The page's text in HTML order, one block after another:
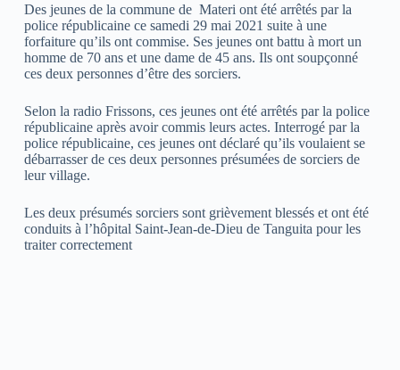
Des jeunes de la commune de Materi ont été arrêtés par la
police républicaine ce samedi 29 mai 2021 suite à une
forfaiture qu’ils ont commise. Ses jeunes ont battu à mort un
homme de 70 ans et une dame de 45 ans. Ils ont soupçonné
ces deux personnes d’être des sorciers.
Selon la radio Frissons, ces jeunes ont été arrêtés par la police
républicaine après avoir commis leurs actes. Interrogé par la
police républicaine, ces jeunes ont déclaré qu’ils voulaient se
débarrasser de ces deux personnes présumées de sorciers de
leur village.
Les deux présumés sorciers sont grièvement blessés et ont été
conduits à l’hôpital Saint-Jean-de-Dieu de Tanguita pour les
traiter correctement